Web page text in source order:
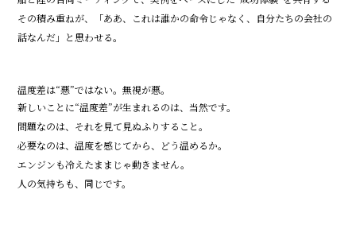
その積み重ねが、「ああ、これは誰かの命令じゃなく、自分たちの会社の
話なんだ」と思わせる。
温度差は“悪”ではない。無視が悪。
新しいことに“温度差”が生まれるのは、当然です。
問題なのは、それを見て見ぬふりすること。
必要なのは、温度を感じてから、どう温めるか。
エンジンも冷えたままじゃ動きません。
人の気持ちも、同じです。